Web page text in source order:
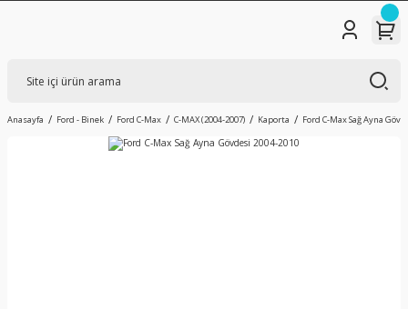
Anasayfa Ford - Binek Ford C-Max C-MAX (2004-2007) Kaporta Ford C-Max Sağ Ayna